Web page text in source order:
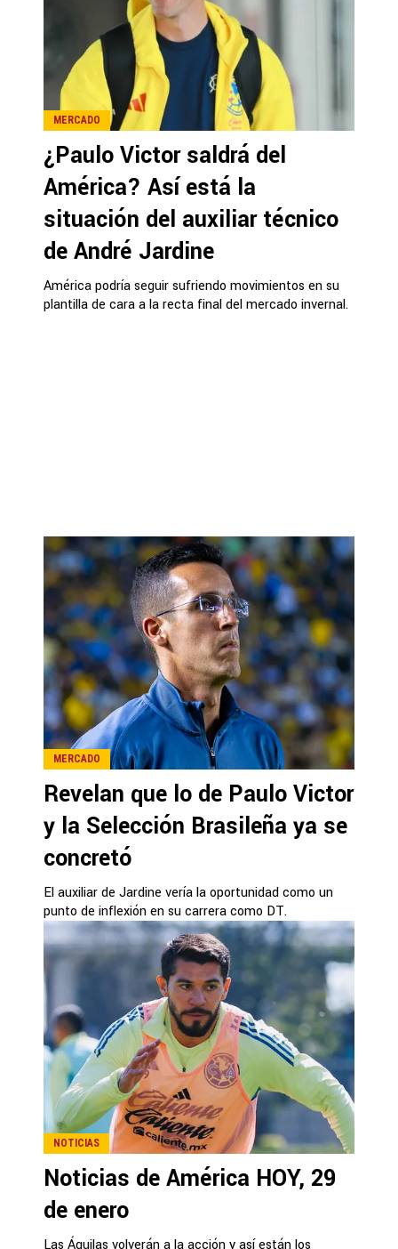
MERCADO
¿Paulo Victor saldrá del
América? Así está la
situación del auxiliar técnico
de André Jardine
América podría seguir sufriendo movimientos en su
plantilla de cara a la recta final del mercado invernal.
MERCADO
Revelan que lo de Paulo Victor
y la Selección Brasileña ya se
concretó
El auxiliar de Jardine vería la oportunidad como un
punto de inflexión en su carrera como DT.
NOTICIAS
Noticias de América HOY, 29
de enero
Las Águilas volverán a la acción y así están los